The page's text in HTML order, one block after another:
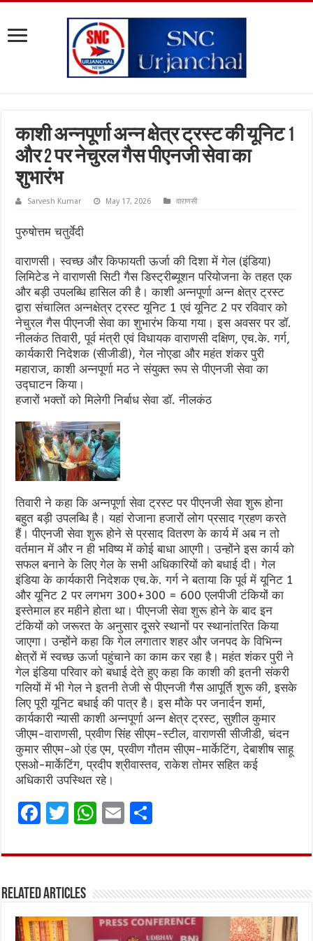
काशी अन्नपूर्णा अन्न क्षेत्र ट्रस्ट की यूनिट 1
और 2 पर नेचुरल गैस पीएनजी सेवा का
शुभारंभ
Sarvesh Kumar May 17, 2026 वाराणसी
पुरुषोत्तम चतुर्वेदी
वाराणसी। स्वच्छ और किफायती ऊर्जा की दिशा में गेल (इंडिया)
लिमिटेड ने वाराणसी सिटी गैस डिस्ट्रीब्यूशन परियोजना के तहत एक
और बड़ी उपलब्धि हासिल की है। काशी अन्नपूर्णा अन्न क्षेत्र ट्रस्ट
द्वारा संचालित अन्नक्षेत्र ट्रस्ट यूनिट 1 एवं यूनिट 2 पर रविवार को
नेचुरल गैस पीएनजी सेवा का शुभारंभ किया गया। इस अवसर पर डॉ.
नीलकंठ तिवारी, पूर्व मंत्री एवं विधायक वाराणसी दक्षिण, एच.के. गर्ग,
कार्यकारी निदेशक (सीजीडी), गेल नोएडा और महंत शंकर पुरी
महाराज, काशी अन्नपूर्णा मठ ने संयुक्त रूप से पीएनजी सेवा का
उद्घाटन किया।
हजारों भक्तों को मिलेगी निर्बाध सेवा डॉ. नीलकंठ
तिवारी ने कहा कि अन्नपूर्णा सेवा ट्रस्ट पर पीएनजी सेवा शुरू होना
बहुत बड़ी उपलब्धि है। यहां रोजाना हजारों लोग प्रसाद ग्रहण करते
हैं। पीएनजी सेवा शुरू होने से प्रसाद वितरण के कार्य में अब न तो
वर्तमान में और न ही भविष्य में कोई बाधा आएगी। उन्होंने इस कार्य को
सफल बनाने के लिए गेल के सभी अधिकारियों को बधाई दी। गेल
इंडिया के कार्यकारी निदेशक एच.के. गर्ग ने बताया कि पूर्व में यूनिट 1
और यूनिट 2 पर लगभग 300+300 = 600 एलपीजी टंकियों का
इस्तेमाल हर महीने होता था। पीएनजी सेवा शुरू होने के बाद इन
टंकियों को जरूरत के अनुसार दूसरे स्थानों पर स्थानांतरित किया
जाएगा। उन्होंने कहा कि गेल लगातार शहर और जनपद के विभिन्न
क्षेत्रों में स्वच्छ ऊर्जा पहुंचाने का काम कर रहा है। महंत शंकर पुरी ने
गेल इंडिया परिवार को बधाई देते हुए कहा कि काशी की इतनी संकरी
गलियों में भी गेल ने इतनी तेजी से पीएनजी गैस आपूर्ति शुरू की, इसके
लिए पूरी यूनिट बधाई की पात्र है। इस मौके पर जनार्दन शर्मा,
कार्यकारी न्यासी काशी अन्नपूर्णा अन्न क्षेत्र ट्रस्ट, सुशील कुमार
जीएम-वाराणसी, प्रवीण सिंह सीएम-स्टील, वाराणसी सीजीडी, चंदन
कुमार सीएम-ओ एंड एम, प्रवीण गौतम सीएम-मार्केटिंग, देबाशीष साहू
एसओ-मार्केटिंग, प्रदीप श्रीवास्तव, राकेश तोमर सहित कई
अधिकारी उपस्थित रहे।
F
ce
o
o
T
it
r
W
at
A
p
E
ai ar
Related Articles